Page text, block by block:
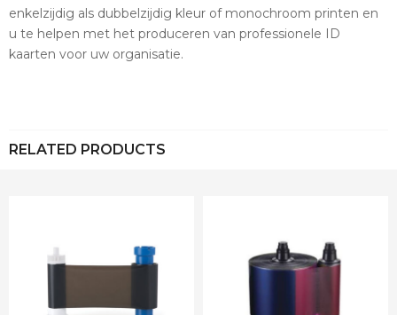
enkelzijdig als dubbelzijdig kleur of monochroom printen en
u te helpen met het produceren van professionele ID
kaarten voor uw organisatie.
RELATED PRODUCTS